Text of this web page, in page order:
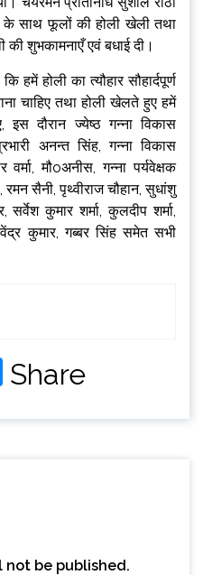
के साथ फूलों की होली खेली तथा
की शुभकामनाएँ एवं बधाई दी।
होली का त्यौहार सौहार्दपूर्ण
चाहिए तथा होली खेलते हुए हमें
इस दौरान ज्येष्ठ गन्ना विकास
अनन्त सिंह, गन्ना विकास
मौoअनीस, गन्ना पर्यवेक्षक
सैनी, पृथ्वीराज चौहान, सुधांशु
सर्वेश कुमार शर्मा, कुलदीप शर्मा,
कुमार, गब्बर सिंह समेत सभी
Messenger
Share
not be published.